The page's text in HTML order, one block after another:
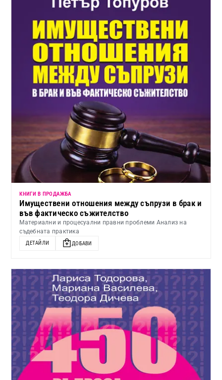
КНИГИ В ПРОДАЖБА
Имуществени отношения между съпрузи в брак и
във фактическо съжителство
Материални и процесуални правни проблеми Анализ на
съдебната практика
ДЕТАЙЛИ ДОБАВИ